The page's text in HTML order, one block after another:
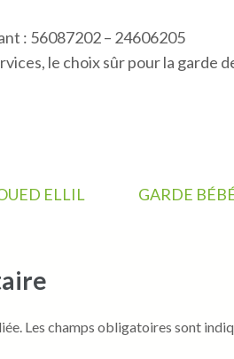
: 56087202 – 24606205
le choix sûr pour la garde
ELLIL GARDE
Les champs obligatoires sont